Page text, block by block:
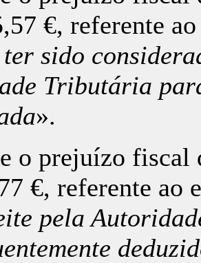
€, referente
sido
Tributária
».
prejuízo fiscal
€, referente ao
pela